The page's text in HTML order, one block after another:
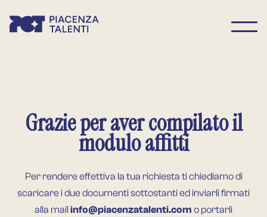
Grazie per aver compilato il
modulo affitti
Per rendere effettiva la tua richiesta ti chiediamo di
scaricare i due documenti sottostanti ed inviarli firmati
alla mailinfo@piacenzatalenti.com o portarli